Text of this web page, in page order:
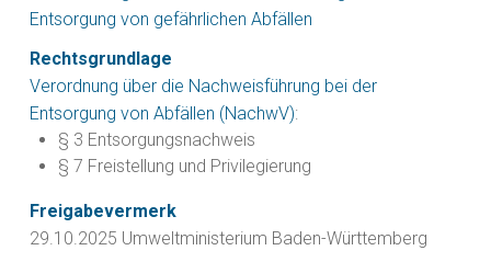
Entsorgung von gefährlichen Abfällen
Rechtsgrundlage
Verordnung über die Nachweisführung bei der
Entsorgung von Abfällen (NachwV):
§ 3 Entsorgungsnachweis
§ 7 Freistellung und Privilegierung
Freigabevermerk
29.10.2025 Umweltministerium Baden-Württemberg